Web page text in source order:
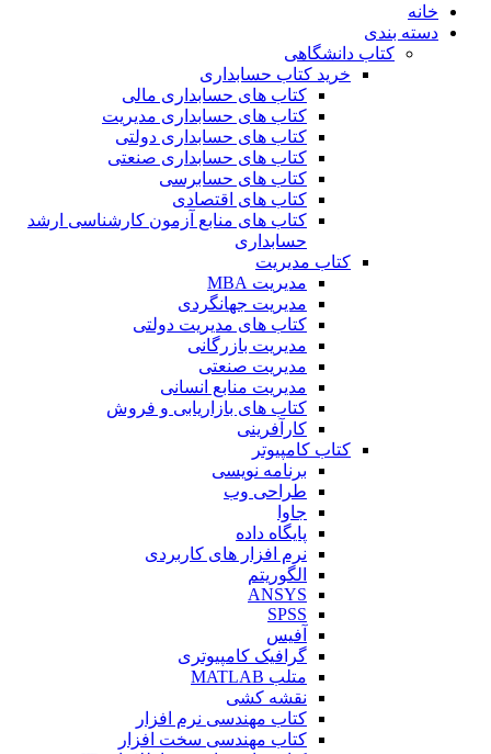
خانه
دسته بندی
کتاب دانشگاهی
خرید کتاب حسابداری
کتاب های حسابداری مالی
کتاب های حسابداری مدیریت
کتاب های حسابداری دولتی
کتاب های حسابداری صنعتی
کتاب های حسابرسی
کتاب های اقتصادی
کتاب های منابع آزمون کارشناسی ارشد
حسابداری
کتاب مدیریت
مدیریت MBA
مدیریت جهانگردی
کتاب های مدیریت دولتی
مدیریت بازرگانی
مدیریت صنعتی
مدیریت منابع انسانی
کتاب های بازاریابی و فروش
کارآفرینی
کتاب کامپیوتر
برنامه نویسی
طراحی وب
جاوا
پایگاه داده
نرم افزار های کاربردی
الگوریتم
ANSYS
SPSS
آفیس
گرافیک کامپیوتری
متلب MATLAB
نقشه کشی
کتاب مهندسی نرم افزار
کتاب مهندسی سخت افزار